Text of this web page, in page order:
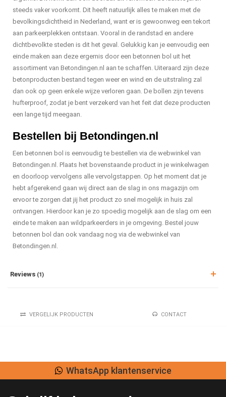
steeds vaker voorkomt. Dit heeft natuurlijk alles te maken met de
bevolkingsdichtheid in Nederland, want er is gewoonweg een tekort
aan parkeerplekken ontstaan. Vooral in de randstad en andere
dichtbevolkte steden is dit het geval. Gelukkig kan je eenvoudig een
einde maken aan deze ergernis door een betonnen bol uit het
assortiment van Betondingen.nl aan te schaffen. Uiteraard zijn deze
betonproducten bestand tegen weer en wind en de uitstraling zal
dan ook op geen enkele wijze verloren gaan. De bollen zijn tevens
hufterproof, zodat je bent verzekerd van het feit dat deze producten
een lange tijd meegaan.
Bestellen bij Betondingen.nl
Een betonnen bol is eenvoudig te bestellen via de webwinkel van
Betondingen.nl. Plaats het bovenstaande product in je winkelwagen
en doorloop vervolgens alle vervolgstappen. Op het moment dat je
hebt afgerekend gaan wij direct aan de slag in ons magazijn om
ervoor te zorgen dat jij het product zo snel mogelijk in huis zal
ontvangen. Hierdoor kan je zo spoedig mogelijk aan de slag om een
einde te maken aan wildparkeerders in je omgeving. Bestel jouw
betonnen bol dan ook vandaag nog via de webwinkel van
Betondingen.nl.
Reviews (1)
VERGELIJK PRODUCTEN CONTACT
Lage verzendkosten